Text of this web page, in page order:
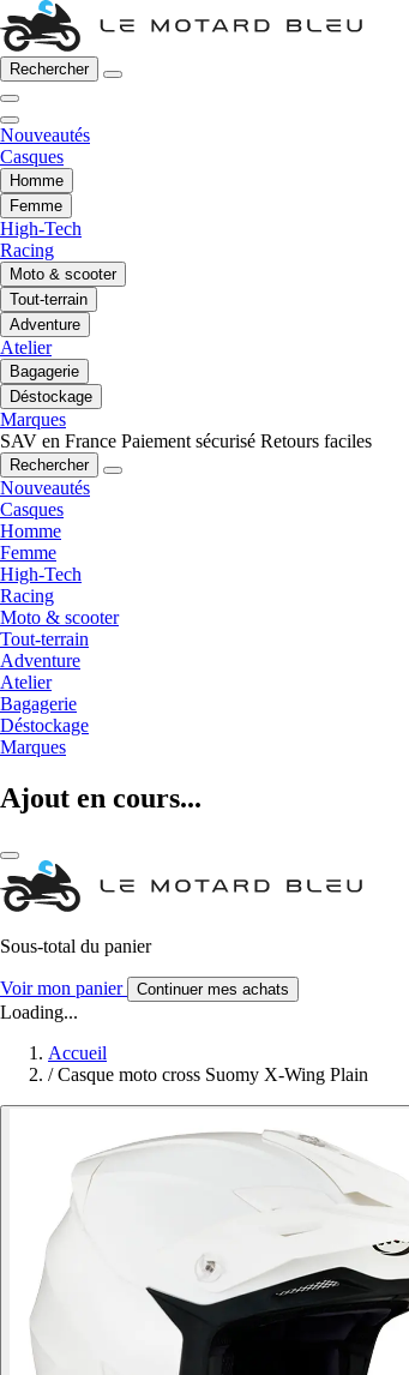
Rechercher
Nouveautés
Casques
Homme
Femme
High-Tech
Racing
Moto & scooter
Tout-terrain
Adventure
Atelier
Bagagerie
Déstockage
Marques
SAV en France Paiement sécurisé Retours faciles
Rechercher
Nouveautés
Casques
Homme
Femme
High-Tech
Racing
Moto & scooter
Tout-terrain
Adventure
Atelier
Bagagerie
Déstockage
Marques
Ajout en cours...
Sous-total du panier
Voir mon panier Continuer mes achats
Loading...
Accueil
/ Casque moto cross Suomy X-Wing Plain